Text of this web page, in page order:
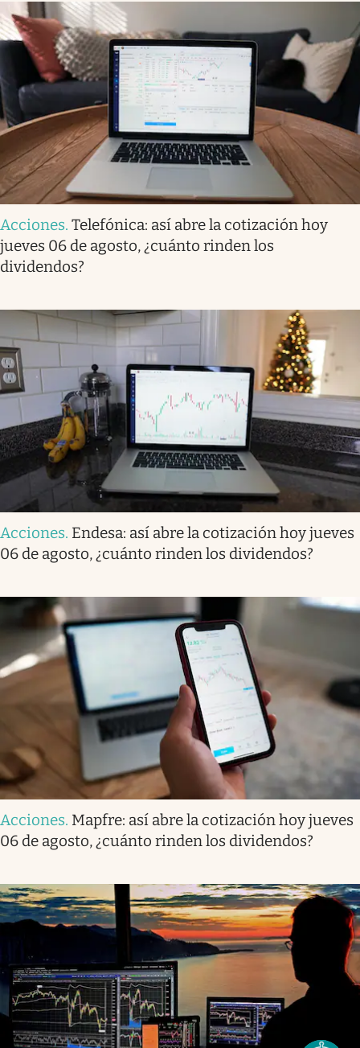
Acciones. Telefónica: así abre la cotización hoy
jueves 06 de agosto, ¿cuánto rinden los
dividendos?
Acciones. Endesa: así abre la cotización hoy jueves
06 de agosto, ¿cuánto rinden los dividendos?
Acciones. Mapfre: así abre la cotización hoy jueves
06 de agosto, ¿cuánto rinden los dividendos?